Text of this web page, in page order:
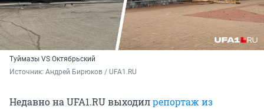
Туймазы VS Октябрьский
Источник: Андрей Бирюков / UFA1.RU
Недавно на UFA1.RU выходилрепортаж из